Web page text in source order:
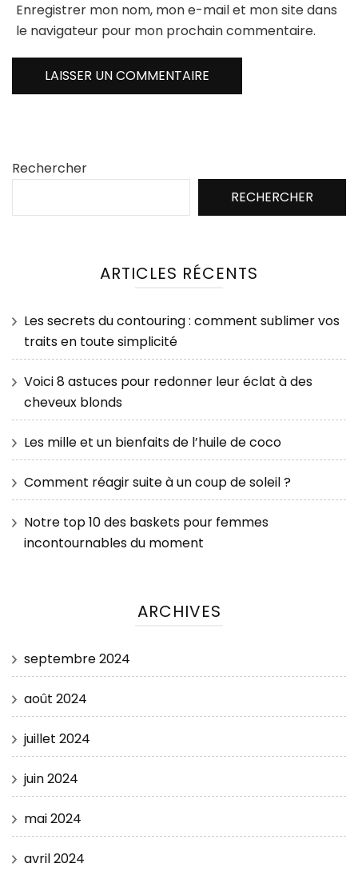
Enregistrer mon nom, mon e-mail et mon site dans
le navigateur pour mon prochain commentaire.
Rechercher
RECHERCHER
ARTICLES RÉCENTS
Les secrets du contouring : comment sublimer vos
traits en toute simplicité
Voici 8 astuces pour redonner leur éclat à des
cheveux blonds
Les mille et un bienfaits de l’huile de coco
Comment réagir suite à un coup de soleil ?
Notre top 10 des baskets pour femmes
incontournables du moment
ARCHIVES
septembre 2024
août 2024
juillet 2024
juin 2024
mai 2024
avril 2024